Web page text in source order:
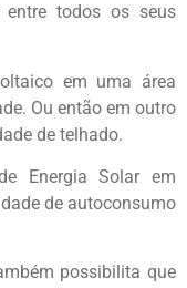
entre todos os seus
em uma área
Ou então em outro
de telhado.
Energia Solar em
de autoconsumo
possibilita que